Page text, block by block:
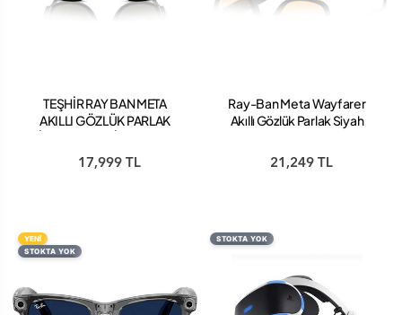
TEŞHİR RAY BAN META
AKILLI GÖZLÜK PARLAK
17,999 TL
Ray-Ban Meta Wayfarer
Akıllı Gözlük Parlak Siyah
21,249 TL
YENİ
STOKTA YOK
STOKTA YOK